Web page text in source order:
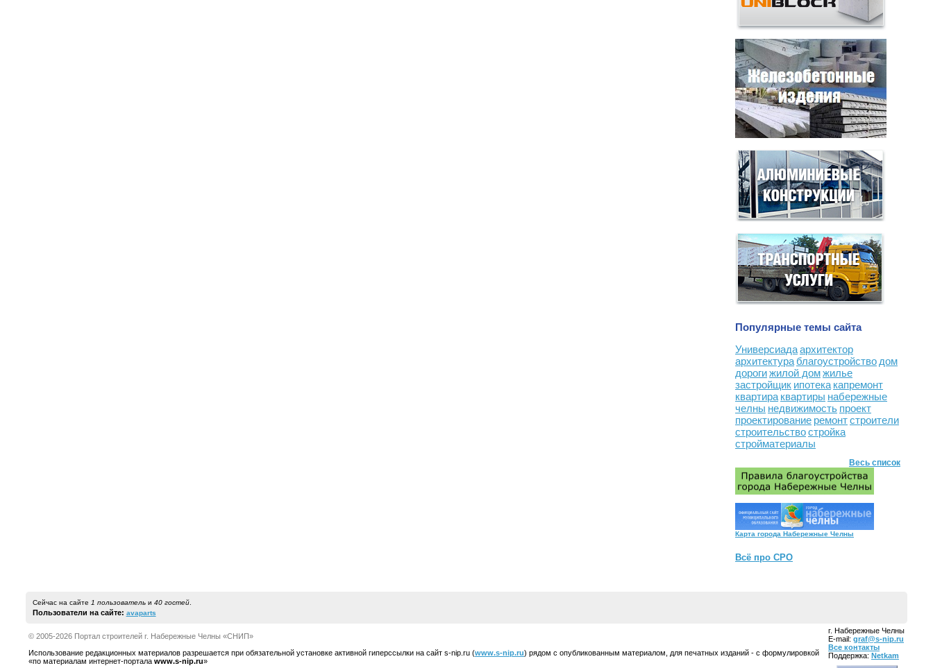
Популярные темы сайта
Универсиадаархитектор
архитектура благоустройство дом
дорогижилой домжилье
застройщик ипотека капремонт
квартира квартиры набережные
челны недвижимость проект
проектирование ремонтстроители
строительствостройка
стройматериалы
Весь список
Карта города Набережные Челны
Всё про СРО
Сейчас на сайте 1 пользовательи 40 гостей.
Пользователи на сайте: avaparts
© 2005-2026 Портал строителей г. Набережные Челны «СНИП»
Использование редакционных материалов разрешается при обязательной установке активной гиперссылки на сайт s-nip.ru (www.s-nip.ru) рядом с опубликованным материалом, для печатных изданий - с формулировкой
«по материалам интернет-портала www.s-nip.ru»
г. Набережные Челны
E-mail: graf@s-nip.ru
Все контакты
Поддержка: Netkam